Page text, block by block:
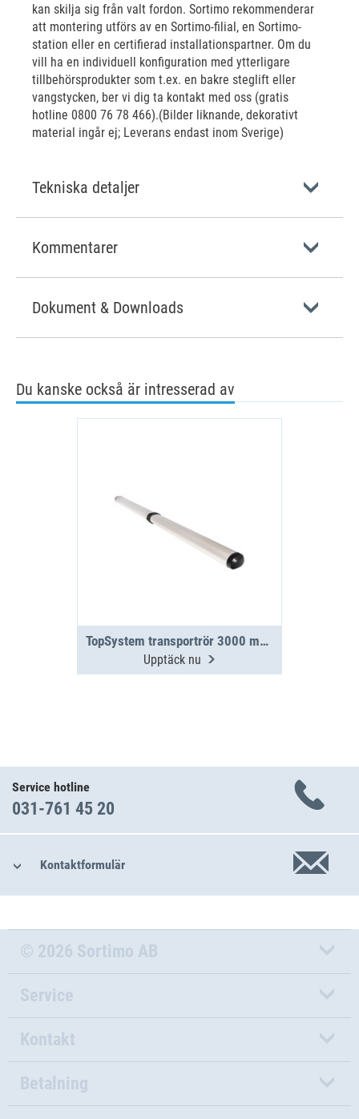
kan skilja sig från valt fordon. Sortimo rekommenderar
att montering utförs av en Sortimo-filial, en Sortimo-
station eller en certifierad installationspartner. Om du
vill ha en individuell konfiguration med ytterligare
tillbehörsprodukter som t.ex. en bakre steglift eller
vangstycken, ber vi dig ta kontakt med oss (gratis
hotline 0800 76 78 466).(Bilder liknande, dekorativt
material ingår ej; Leverans endast inom Sverige)
Tekniska detaljer
Kommentarer
Dokument & Downloads
Du kanske också är intresserad av
TopSystem transportrör 3000 mm 2 sektioner
Upptäck nu
Service hotline
031-761 45 20
Kontaktformulär
© 2026 Sortimo AB
Service
Kontakt
Betalning